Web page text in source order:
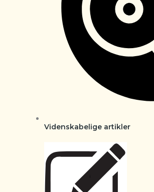
Videnskabelige artikler